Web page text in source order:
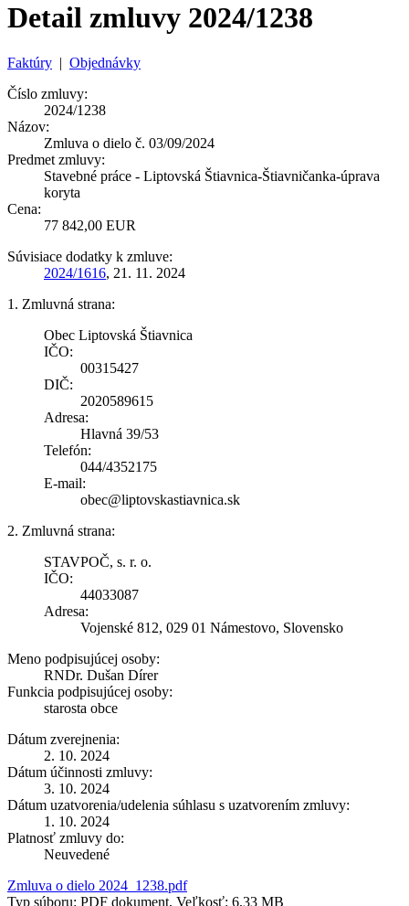
Detail zmluvy 2024/1238
Faktúry | Objednávky
Číslo zmluvy:
2024/1238
Názov:
Zmluva o dielo č. 03/09/2024
Predmet zmluvy:
Stavebné práce - Liptovská Štiavnica-Štiavničanka-úprava
koryta
Cena:
77 842,00 EUR
Súvisiace dodatky k zmluve:
2024/1616, 21. 11. 2024
1. Zmluvná strana:
Obec Liptovská Štiavnica
IČO:
00315427
DIČ:
2020589615
Adresa:
Hlavná 39/53
Telefón:
044/4352175
E-mail:
obec@liptovskastiavnica.sk
2. Zmluvná strana:
STAVPOČ, s. r. o.
IČO:
44033087
Adresa:
Vojenské 812, 029 01 Námestovo, Slovensko
Meno podpisujúcej osoby:
RNDr. Dušan Dírer
Funkcia podpisujúcej osoby:
starosta obce
Dátum zverejnenia:
2. 10. 2024
Dátum účinnosti zmluvy:
3. 10. 2024
Dátum uzatvorenia/udelenia súhlasu s uzatvorením zmluvy:
1. 10. 2024
Platnosť zmluvy do:
Neuvedené
Zmluva o dielo 2024_1238.pdf
Typ súboru: PDF dokument, Veľkosť: 6,33 MB